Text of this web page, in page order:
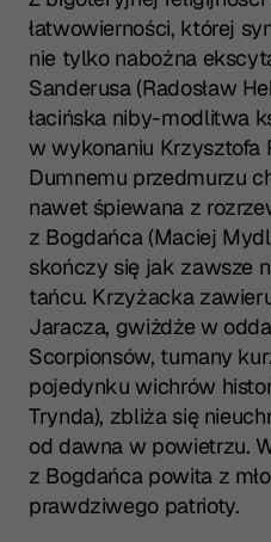
łatwowierności, której
nie tylko nabożna
Sanderusa (Radosław
łacińska niby-modlitwa
w wykonaniu Krzysztofa
Dumnemu przedmurzu
nawet śpiewana z
z Bogdańca (Maciej
skończy się jak zawsze
tańcu. Krzyżacka
Jaracza, gwiżdże w
Scorpionsów, tumany
pojedynku wichrów
Trynda), zbliża się
od dawna w powietrzu.
z Bogdańca powita z
prawdziwego patrioty.